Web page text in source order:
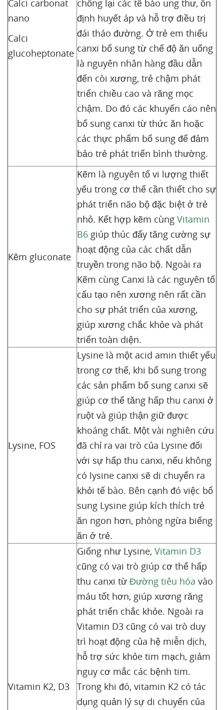
Calci carbonat
nano
Calci
glucoheptonate
chống lại các tế bào ung thư, ổn
định huyết áp và hỗ trợ điều trị
đái tháo đường. Ở trẻ em thiếu
canxi bổ sung từ chế độ ăn uống
là nguyên nhân hàng đầu dẫn
đến còi xương, trẻ chậm phát
triển chiều cao và răng mọc
chậm. Do đó các khuyến cáo nên
bổ sung canxi từ thức ăn hoặc
các thực phẩm bổ sung để đảm
bảo trẻ phát triển bình thường.
Kẽm gluconate
Kẽm là nguyên tố vi lượng thiết
yếu trong cơ thể cần thiết cho sự
phát triển não bộ đặc biệt ở trẻ
nhỏ. Kết hợp kẽm cùng Vitamin
B6 giúp thúc đẩy tăng cường sự
hoạt động của các chất dẫn
truyền trong não bộ. Ngoài ra
Kẽm cùng Canxi là các nguyên tố
cấu tạo nên xương nên rất cần
cho sự phát triển của xương,
giúp xương chắc khỏe và phát
triển toàn diện.
Lysine, FOS
Lysine là một acid amin thiết yếu
trong cơ thể, khi bổ sung trong
các sản phẩm bổ sung canxi sẽ
giúp cơ thể tăng hấp thu canxi ở
ruột và giúp thận giữ được
khoáng chất. Một vài nghiên cứu
đã chỉ ra vai trò của Lysine đối
với sự hấp thu canxi, nếu không
có lysine canxi sẽ di chuyển ra
khỏi tế bào. Bên cạnh đó việc bổ
sung Lysine giúp kích thích trẻ
ăn ngon hơn, phòng ngừa biếng
ăn ở trẻ.
Vitamin K2, D3
Giống như Lysine, Vitamin D3
cũng có vai trò giúp cơ thể hấp
thu canxi từ Đường tiêu hóa vào
máu tốt hơn, giúp xương răng
phát triển chắc khỏe. Ngoài ra
Vitamin D3 cũng có vai trò duy
trì hoạt động của hệ miễn dịch,
hỗ trợ sức khỏe tim mạch, giảm
nguy cơ mắc các bệnh tim.
Trong khi đó, vitamin K2 có tác
dụng quản lý sự di chuyển của